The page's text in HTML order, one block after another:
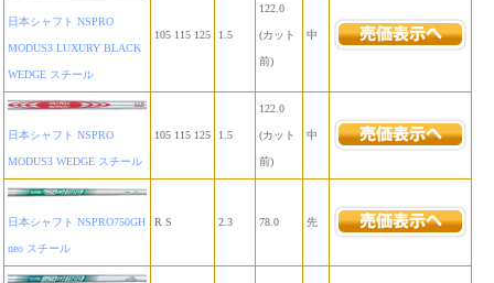
日本シャフト NSPRO
MODUS3 LUXURY BLACK
WEDGE スチール
105 115 125 1.5
122.0
(カット
前)
中
日本シャフト NSPRO
MODUS3 WEDGE スチール
105 115 125 1.5
122.0
(カット
前)
中
日本シャフト NSPRO750GH
neo スチール
R S 2.3 78.0 先